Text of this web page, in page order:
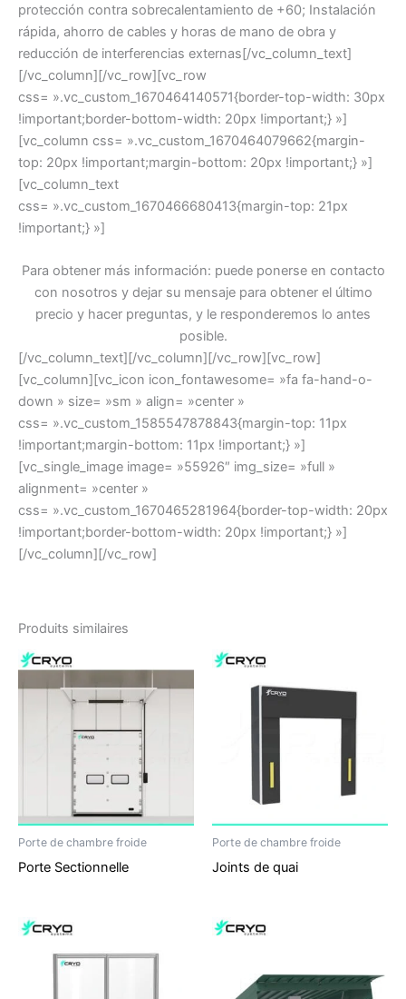
protección contra sobrecalentamiento de +60; Instalación
rápida, ahorro de cables y horas de mano de obra y
reducción de interferencias externas[/vc_column_text]
[/vc_column][/vc_row][vc_row
css= ».vc_custom_1670464140571{border-top-width: 30px
!important;border-bottom-width: 20px !important;} »]
[vc_column css= ».vc_custom_1670464079662{margin-
top: 20px !important;margin-bottom: 20px !important;} »]
[vc_column_text
css= ».vc_custom_1670466680413{margin-top: 21px
!important;} »]
Para obtener más información: puede ponerse en contacto
con nosotros y dejar su mensaje para obtener el último
precio y hacer preguntas, y le responderemos lo antes
posible.
[/vc_column_text][/vc_column][/vc_row][vc_row]
[vc_column][vc_icon icon_fontawesome= »fa fa-hand-o-
down » size= »sm » align= »center »
css= ».vc_custom_1585547878843{margin-top: 11px
!important;margin-bottom: 11px !important;} »]
[vc_single_image image= »55926″ img_size= »full »
alignment= »center »
css= ».vc_custom_1670465281964{border-top-width: 20px
!important;border-bottom-width: 20px !important;} »]
[/vc_column][/vc_row]
Produits similaires
Porte de chambre froide
Porte Sectionnelle
Porte de chambre froide
Joints de quai